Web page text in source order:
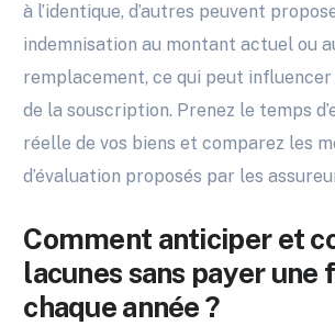
à l’identique, d’autres peuvent
indemnisation au montant actuel ou
remplacement, ce qui peut
de la souscription. Prenez le temps
réelle de vos biens et comparez les
d’évaluation proposés par les
Comment anticiper et
lacunes sans payer une
chaque année ?